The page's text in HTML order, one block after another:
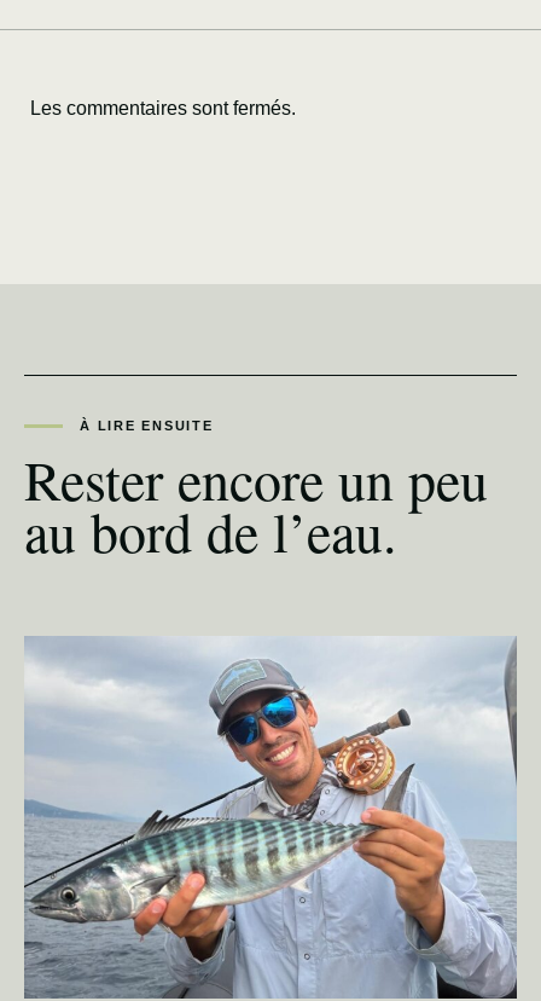
Les commentaires sont fermés.
À LIRE ENSUITE
Rester encore un peu
au bord de l’eau.